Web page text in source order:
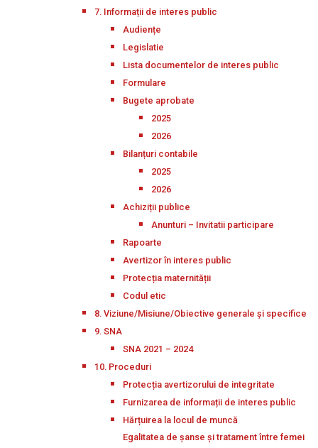
7. Informații de interes public
Audiențe
Legislatie
Lista documentelor de interes public
Formulare
Bugete aprobate
2025
2026
Bilanțuri contabile
2025
2026
Achiziții publice
Anunturi – Invitatii participare
Rapoarte
Avertizor în interes public
Protecția maternității
Codul etic
8. Viziune/Misiune/Obiective generale și specifice
9. SNA
SNA 2021 – 2024
10. Proceduri
Protecția avertizorului de integritate
Furnizarea de informații de interes public
Hărțuirea la locul de muncă
Egalitatea de șanse și tratament între femei